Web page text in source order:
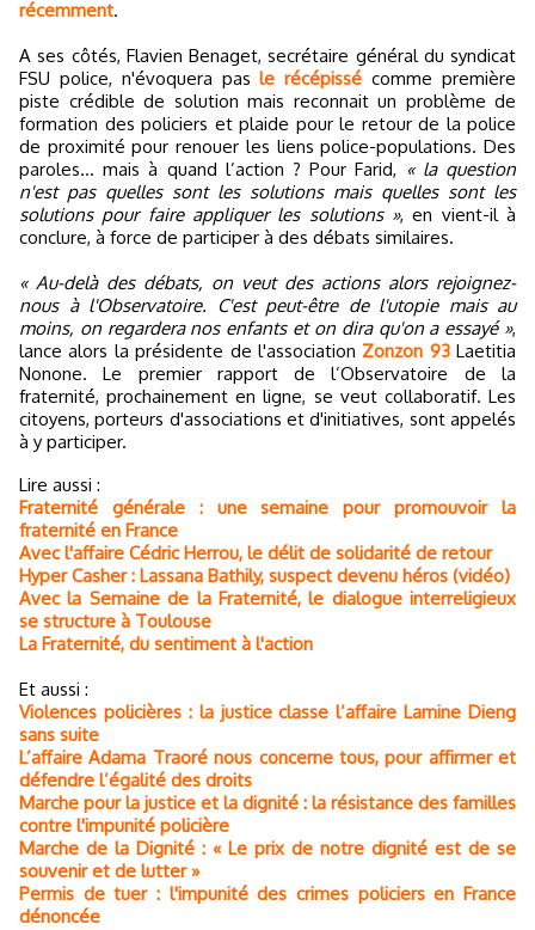
récemment.
A ses côtés, Flavien Benaget, secrétaire général du syndicat
FSU police, n'évoquera pasle récépissé comme première
piste crédible de solution mais reconnait un problème de
formation des policiers et plaide pour le retour de la police
de proximité pour renouer les liens police-populations. Des
paroles… mais à quand l’action ? Pour Farid, « la question
n'est pas quelles sont les solutions mais quelles sont les
solutions pour faire appliquer les solutions », en vient-il à
conclure, à force de participer à des débats similaires.
« Au-delà des débats, on veut des actions alors rejoignez-
nous à l'Observatoire. C'est peut-être de l'utopie mais au
moins, on regardera nos enfants et on dira qu'on a essayé »,
lance alors la présidente de l'association Zonzon 93Laetitia
Nonone. Le premier rapport de l’Observatoire de la
fraternité, prochainement en ligne, se veut collaboratif. Les
citoyens, porteurs d'associations et d'initiatives, sont appelés
à y participer.
Lire aussi :
Fraternité générale : une semaine pour promouvoir la
fraternité en France
Avec l'affaire Cédric Herrou, le délit de solidarité de retour
Hyper Casher : Lassana Bathily, suspect devenu héros (vidéo)
Avec la Semaine de la Fraternité, le dialogue interreligieux
se structure à Toulouse
La Fraternité, du sentiment à l'action
Et aussi :
Violences policières : la justice classe l’affaire Lamine Dieng
sans suite
L’affaire Adama Traoré nous concerne tous, pour affirmer et
défendre l’égalité des droits
Marche pour la justice et la dignité : la résistance des familles
contre l'impunité policière
Marche de la Dignité : « Le prix de notre dignité est de se
souvenir et de lutter »
Permis de tuer : l'impunité des crimes policiers en France
dénoncée